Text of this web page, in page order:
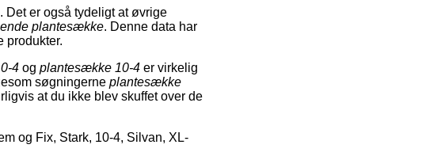
Det er også tydeligt at øvrige
plantesække. Denne data har
produkter.
4 og plantesække 10-4 er virkelig
søgningerne plantesække
at du ikke blev skuffet over de
og Fix, Stark, 10-4, Silvan, XL-